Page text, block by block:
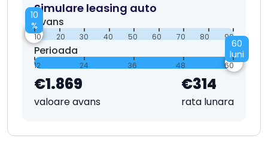
Simulare leasing auto
Avans
10
%
10 20 30 40 50 60 70 80 90
Perioada
60
luni
12 24 36 48 60
€1.869
valoare avans
€314
rata lunara